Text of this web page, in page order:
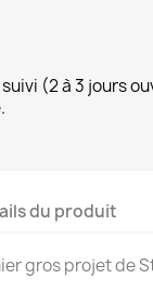
(2 à 3 jours
du produit
gros projet de